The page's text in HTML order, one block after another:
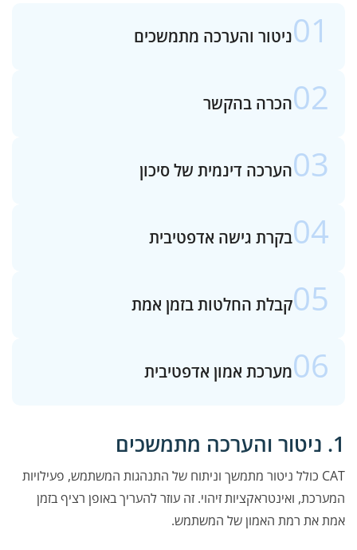
01ניטור והערכה מתמשכים
02הכרה בהקשר
03הערכה דינמית של סיכון
04בקרת גישה אדפטיבית
05קבלת החלטות בזמן אמת
06מערכת אמון אדפטיבית
1. ניטור והערכה מתמשכים
CAT כולל ניטור מתמשך וניתוח של התנהגות המשתמש, פעילויות
המערכת, ואינטראקציות זיהוי. זה עוזר להעריך באופן רציף בזמן
אמת את רמת האמון של המשתמש.